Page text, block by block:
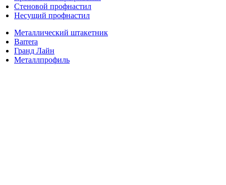
Стеновой профнастил
Несущий профнастил
Металлический штакетник
Barrera
Гранд Лайн
Металлпрофиль